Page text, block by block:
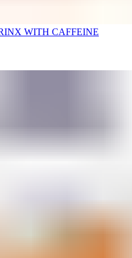
WITH CAFFEINE